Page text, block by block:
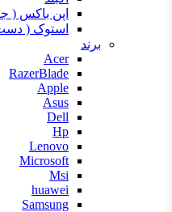
اپن باکس (
استوک (
برند
Acer
RazerBlade
Apple
Asus
Dell
Hp
Lenovo
Microsoft
Msi
huawei
Samsung